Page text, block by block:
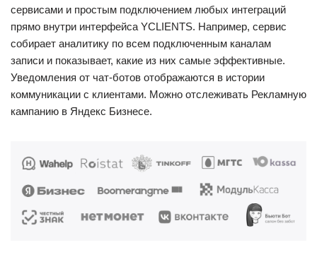
сервисами и простым подключением любых интеграций
прямо внутри интерфейса YCLIENTS. Например, сервис
собирает аналитику по всем подключенным каналам
записи и показывает, какие из них самые эффективные.
Уведомления от чат-ботов отображаются в истории
коммуникации с клиентами. Можно отслеживать Рекламную
кампанию в Яндекс Бизнесе.